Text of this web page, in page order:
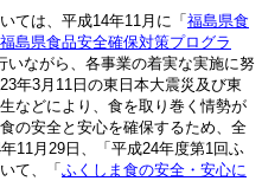
ては、平成14年11月に「 福島県食
福島県食品安全確保対策プログラ
いながら、各事業の着実な実施に努
年3月11日の東日本大震災及び東
などにより、食を取り巻く情勢が
の安全と安心を確保するため、全
11月29日、「平成24年度第1回ふ
て、「 ふくしま食の安全・安心に